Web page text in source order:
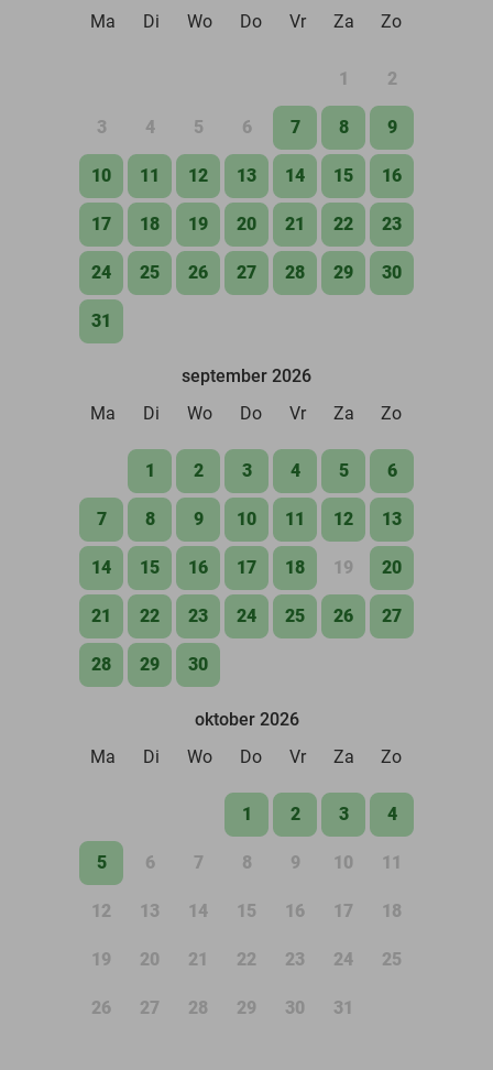
Ma Di Wo Do Vr Za Zo
1 2
3 4 5 6 7 8 9
10 11 12 13 14 15 16
17 18 19 20 21 22 23
24 25 26 27 28 29 30
31
september 2026
Ma
Di Wo Do Vr Za Zo
1 2 3 4 5 6
7 8 9 10 11 12 13
14 15 16 17 18 19 20
21 22 23 24 25 26 27
28 29 30
oktober 2026
Ma
Di Wo Do Vr Za Zo
1 2 3 4
5 6 7 8 9 10 11
12 13 14 15 16 17 18
19 20 21 22 23 24 25
26 27 28 29 30 31